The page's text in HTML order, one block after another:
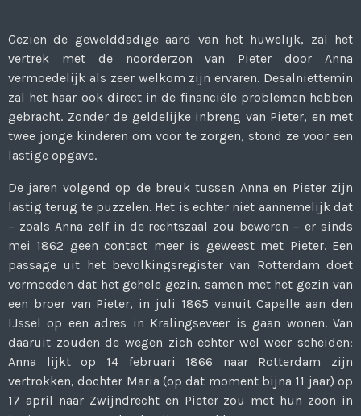
Gezien de gewelddadige aard van het huwelijk, zal het
vertrek met de noorderzon van Pieter door Anna
vermoedelijk als zeer welkom zijn ervaren. Desalniettemin
zal het haar ook direct in de financiële problemen hebben
gebracht. Zonder de geldelijke inbreng van Pieter, en met
twee jonge kinderen om voor te zorgen, stond ze voor een
lastige opgave.
De jaren volgend op de breuk tussen Anna en Pieter zijn
lastig terug te puzzelen. Het is echter niet aannemelijk dat
– zoals Anna zelf in de rechtszaal zou beweren – er sinds
mei 1862 geen contact meer is geweest met Pieter. Een
passage uit het bevolkingsregister van Rotterdam doet
vermoeden dat het gehele gezin, samen met het gezin van
een broer van Pieter, in juli 1865 vanuit Capelle aan den
IJssel op een adres in Kralingseveer is gaan wonen. Van
daaruit zouden de wegen zich echter wel weer scheiden:
Anna lijkt op 14 februari 1866 naar Rotterdam zijn
vertrokken, dochter Maria (op dat moment bijna 11 jaar) op
17 april naar Zwijndrecht en Pieter zou met hun zoon in